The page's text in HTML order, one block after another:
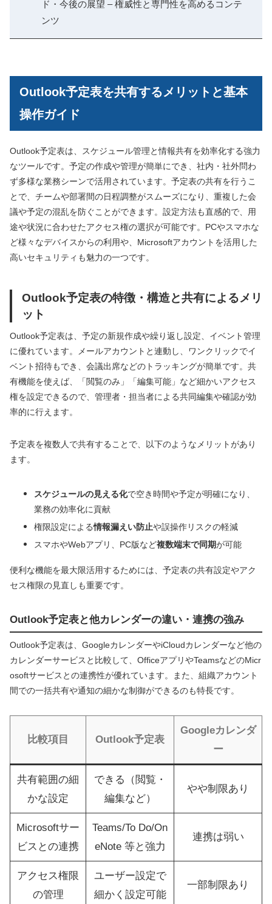
ド・今後の展望 – 権威性と専門性を高めるコンテ
ンツ
Outlook予定表を共有するメリットと基本
操作ガイド
Outlook予定表は、スケジュール管理と情報共有を効率化する強力
なツールです。予定の作成や管理が簡単にでき、社内・社外問わ
ず多様な業務シーンで活用されています。予定表の共有を行うこ
とで、チームや部署間の日程調整がスムーズになり、重複した会
議や予定の混乱を防ぐことができます。設定方法も直感的で、用
途や状況に合わせたアクセス権の選択が可能です。PCやスマホな
ど様々なデバイスからの利用や、Microsoftアカウントを活用した
高いセキュリティも魅力の一つです。
Outlook予定表の特徴・構造と共有によるメリ
ット
Outlook予定表は、予定の新規作成や繰り返し設定、イベント管理
に優れています。メールアカウントと連動し、ワンクリックでイ
ベント招待もでき、会議出席などのトラッキングが簡単です。共
有機能を使えば、「閲覧のみ」「編集可能」など細かいアクセス
権を設定できるので、管理者・担当者による共同編集や確認が効
率的に行えます。
予定表を複数人で共有することで、以下のようなメリットがあり
ます。
スケジュールの見える化で空き時間や予定が明確になり、
業務の効率化に貢献
権限設定による情報漏えい防止や誤操作リスクの軽減
スマホやWebアプリ、PC版など複数端末で同期が可能
便利な機能を最大限活用するためには、予定表の共有設定やアク
セス権限の見直しも重要です。
Outlook予定表と他カレンダーの違い・連携の強み
Outlook予定表は、GoogleカレンダーやiCloudカレンダーなど他の
カレンダーサービスと比較して、OfficeアプリやTeamsなどのMicr
osoftサービスとの連携性が優れています。また、組織アカウント
間での一括共有や通知の細かな制御ができるのも特長です。
比較項目 Outlook予定表
Googleカレンダ
ー
共有範囲の細
かな設定
できる（閲覧・
編集など）
やや制限あり
Microsoftサー
ビスとの連携
Teams/To Do/On
eNote 等と強力
連携は弱い
アクセス権限
の管理
ユーザー設定で
細かく設定可能
一部制限あり